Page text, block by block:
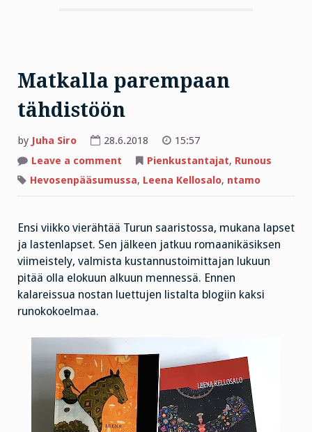
Matkalla parempaan
tähdistöön
by Juha Siro 28.6.2018
15:57
Leave a comment
parempaan
tähdistöön
Pienkustantajat, Runous
Hevosenpääsumussa, Leena Kellosalo, ntamo
Ensi viikko vierähtää Turun saaristossa, mukana lapset
ja lastenlapset. Sen jälkeen jatkuu romaanikäsiksen
viimeistely, valmista kustannustoimittajan lukuun
pitää olla elokuun alkuun mennessä. Ennen
kalareissua nostan luettujen listalta blogiin kaksi
runokokoelmaa.